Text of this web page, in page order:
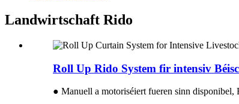
Landwirtschaft Rido
Roll Up Rido System fir intensiv
● Manuell a motoriséiert fueren sinn disponibel,